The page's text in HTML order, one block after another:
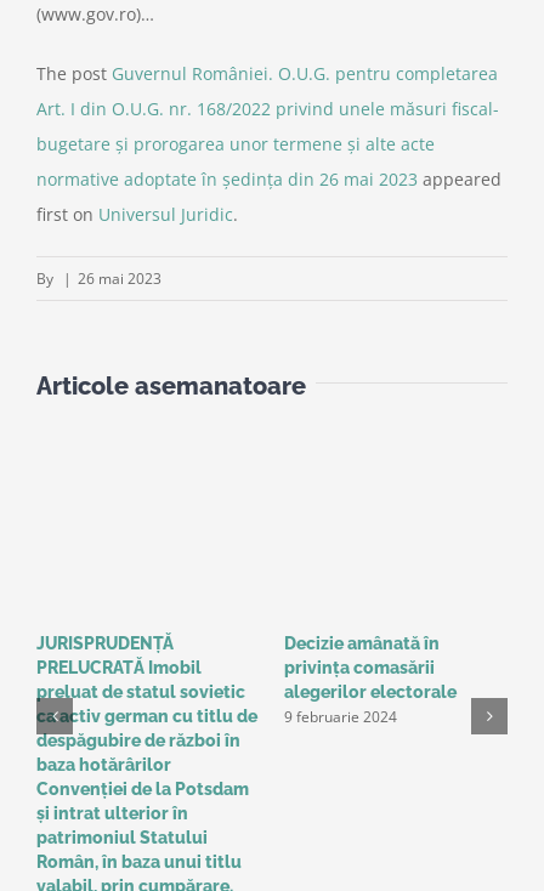
(www.gov.ro)…
The post Guvernul României. O.U.G. pentru completarea
Art. I din O.U.G. nr. 168/2022 privind unele măsuri fiscal-
bugetare și prorogarea unor termene și alte acte
normative adoptate în ședința din 26 mai 2023 appeared
first on Universul Juridic.
By | 26 mai 2023
Articole asemanatoare
JURISPRUDENȚĂ
PRELUCRATĂ Imobil
preluat de statul sovietic
ca activ german cu titlu de
despăgubire de război în
baza hotărârilor
Convenţiei de la Potsdam
și intrat ulterior în
patrimoniul Statului
Român, în baza unui titlu
valabil, prin cumpărare.
Decizie amânată în
privinţa comasării
alegerilor electorale
9 februarie 2024